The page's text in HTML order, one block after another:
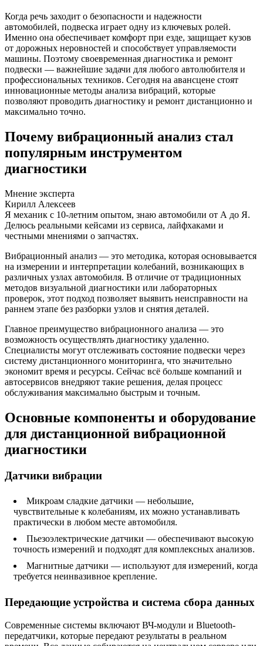
Когда речь заходит о безопасности и надежности
автомобилей, подвеска играет одну из ключевых ролей.
Именно она обеспечивает комфорт при езде, защищает кузов
от дорожных неровностей и способствует управляемости
машины. Поэтому своевременная диагностика и ремонт
подвески — важнейшие задачи для любого автолюбителя и
профессиональных техников. Сегодня на авансцене стоят
инновационные методы анализа вибраций, которые
позволяют проводить диагностику и ремонт дистанционно и
максимально точно.
Почему вибрационный анализ стал
популярным инструментом
диагностики
Мнение эксперта
Кирилл Алексеев
Я механик с 10-летним опытом, знаю автомобили от А до Я.
Делюсь реальными кейсами из сервиса, лайфхаками и
честными мнениями о запчастях.
Вибрационный анализ — это методика, которая основывается
на измерении и интерпретации колебаний, возникающих в
различных узлах автомобиля. В отличие от традиционных
методов визуальной диагностики или лабораторных
проверок, этот подход позволяет выявить неисправности на
раннем этапе без разборки узлов и снятия деталей.
Главное преимущество вибрационного анализа — это
возможность осуществлять диагностику удаленно.
Специалисты могут отслеживать состояние подвески через
систему дистанционного мониторинга, что значительно
экономит время и ресурсы. Сейчас всё больше компаний и
автосервисов внедряют такие решения, делая процесс
обслуживания максимально быстрым и точным.
Основные компоненты и оборудование
для дистанционной вибрационной
диагностики
Датчики вибрации
Микроам сладкие датчики — небольшие,
чувствительные к колебаниям, их можно устанавливать
практически в любом месте автомобиля.
Пьезоэлектрические датчики — обеспечивают высокую
точность измерений и подходят для комплексных анализов.
Магнитные датчики — используют для измерений, когда
требуется неинвазивное крепление.
Передающие устройства и система сбора данных
Современные системы включают ВЧ-модули и Bluetooth-
передатчики, которые передают результаты в реальном